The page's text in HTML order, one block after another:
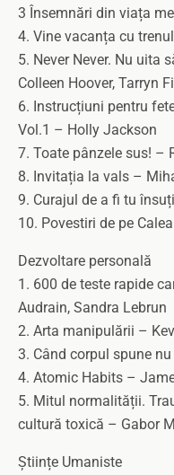
3 Însemnări din viața
4. Vine vacanța cu
5. Never Never. Nu uita
Colleen Hoover, Tarryn
6. Instrucțiuni pentru
Vol.1 – Holly Jackson
7. Toate pânzele sus! –
8. Invitația la vals –
9. Curajul de a fi tu
10. Povestiri de pe
Dezvoltare personală
1. 600 de teste rapide
Audrain, Sandra Lebrun
2. Arta manipulării –
3. Când corpul spune
4. Atomic Habits –
5. Mitul normalității.
cultură toxică – Gabor
Științe Umaniste